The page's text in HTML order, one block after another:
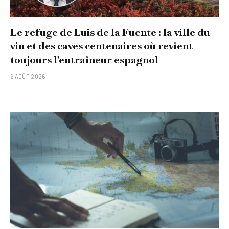
Le refuge de Luis de la Fuente : la ville du
vin et des caves centenaires où revient
toujours l'entraîneur espagnol
6 AOÛT 2026